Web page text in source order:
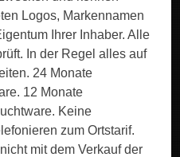
Logos, Markennamen
Ihrer Inhaber. Alle
In der Regel alles auf
24 Monate
12 Monate
Keine
zum Ortstarif.
mit dem Verkauf der